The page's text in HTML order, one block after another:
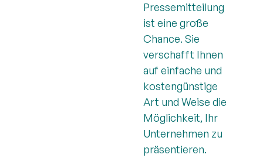
Pressemitteilung
ist eine große
Chance. Sie
verschafft Ihnen
auf einfache und
kostengünstige
Art und Weise die
Möglichkeit, Ihr
Unternehmen zu
präsentieren.